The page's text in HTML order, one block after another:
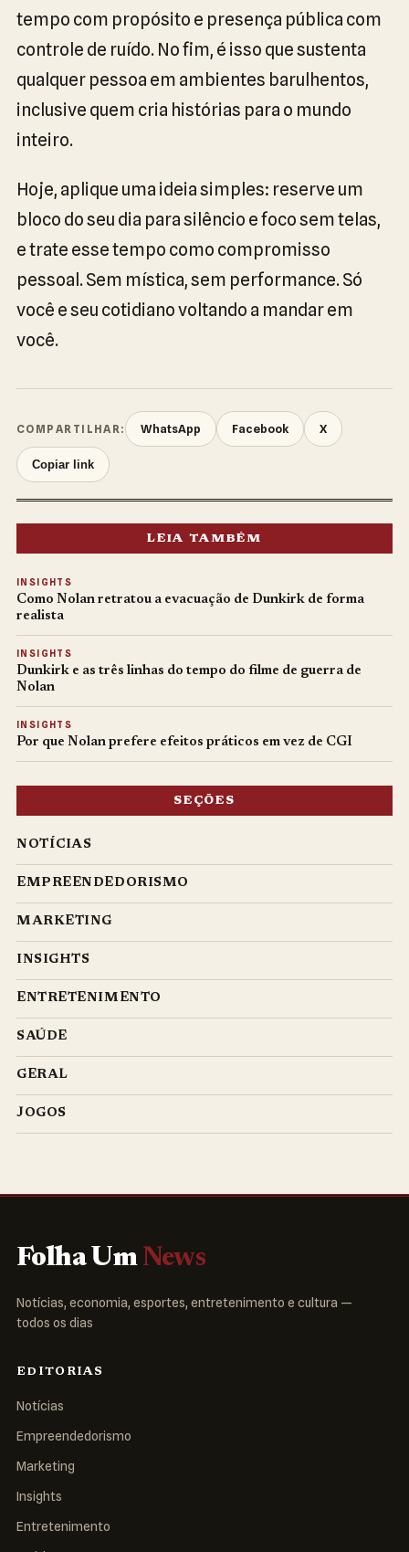
tempo com propósito e presença pública com
controle de ruído. No fim, é isso que sustenta
qualquer pessoa em ambientes barulhentos,
inclusive quem cria histórias para o mundo
inteiro.
Hoje, aplique uma ideia simples: reserve um
bloco do seu dia para silêncio e foco sem telas,
e trate esse tempo como compromisso
pessoal. Sem mística, sem performance. Só
você e seu cotidiano voltando a mandar em
você.
COMPARTILHAR: WhatsApp Facebook X
Copiar link
LEIA TAMBÉM
INSIGHTS
Como Nolan retratou a evacuação de Dunkirk de forma
realista
INSIGHTS
Dunkirk e as três linhas do tempo do filme de guerra de
Nolan
INSIGHTS
Por que Nolan prefere efeitos práticos em vez de CGI
SEÇÕES
NOTÍCIAS
EMPREENDEDORISMO
MARKETING
INSIGHTS
ENTRETENIMENTO
SAÚDE
GERAL
JOGOS
Folha Um News
Notícias, economia, esportes, entretenimento e cultura —
todos os dias
EDITORIAS
Notícias
Empreendedorismo
Marketing
Insights
Entretenimento